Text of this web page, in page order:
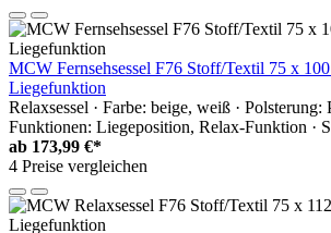
MCW Fernsehsessel F76 Stoff/Textil 75 x
Liegefunktion
Relaxsessel · Farbe: beige, weiß · Polsterung:
Funktionen: Liegeposition, Relax-Funktion ·
ab 173,99 €*
4 Preise vergleichen